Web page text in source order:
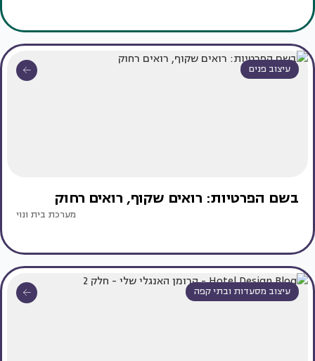
עיצוב פנים
בשם הפרטיות: רואים שקוף, רואים רחוק
מערכת בית ונוי
עיצוב מסעדות ובתי קפה